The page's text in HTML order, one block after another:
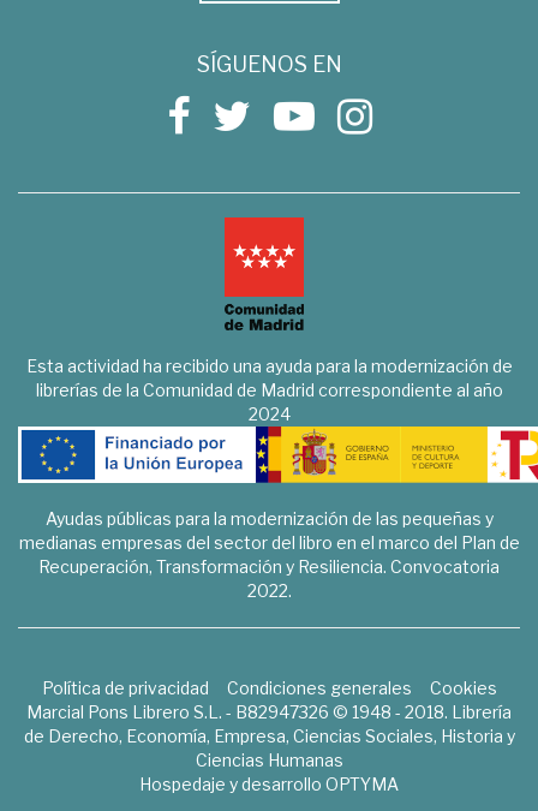
SÍGUENOS EN
Esta actividad ha recibido una ayuda para la modernización de
librerías de la Comunidad de Madrid correspondiente al año
2024
Ayudas públicas para la modernización de las pequeñas y
medianas empresas del sector del libro en el marco del Plan de
Recuperación, Transformación y Resiliencia. Convocatoria
2022.
Política de privacidad Condiciones generales
Cookies
Marcial Pons Librero S.L. - B82947326 © 1948 - 2018. Librería
de Derecho, Economía, Empresa, Ciencias Sociales, Historia y
Ciencias Humanas
Hospedaje y desarrollo OPTYMA